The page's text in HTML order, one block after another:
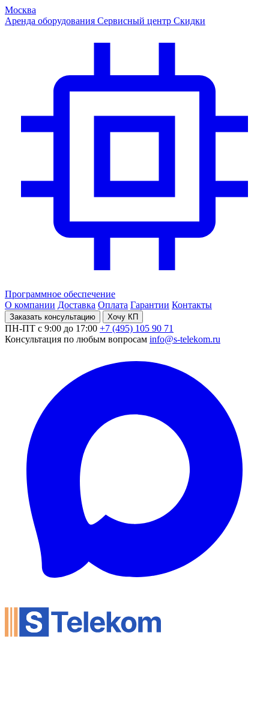
Москва
Аренда оборудования Сервисный центр Скидки
Программное обеспечение
О компании Доставка Оплата Гарантии Контакты
Заказать консультацию Хочу КП
ПН-ПТ с 9:00 до 17:00 +7 (495) 105 90 71
Консультация по любым вопросам info@s-telekom.ru